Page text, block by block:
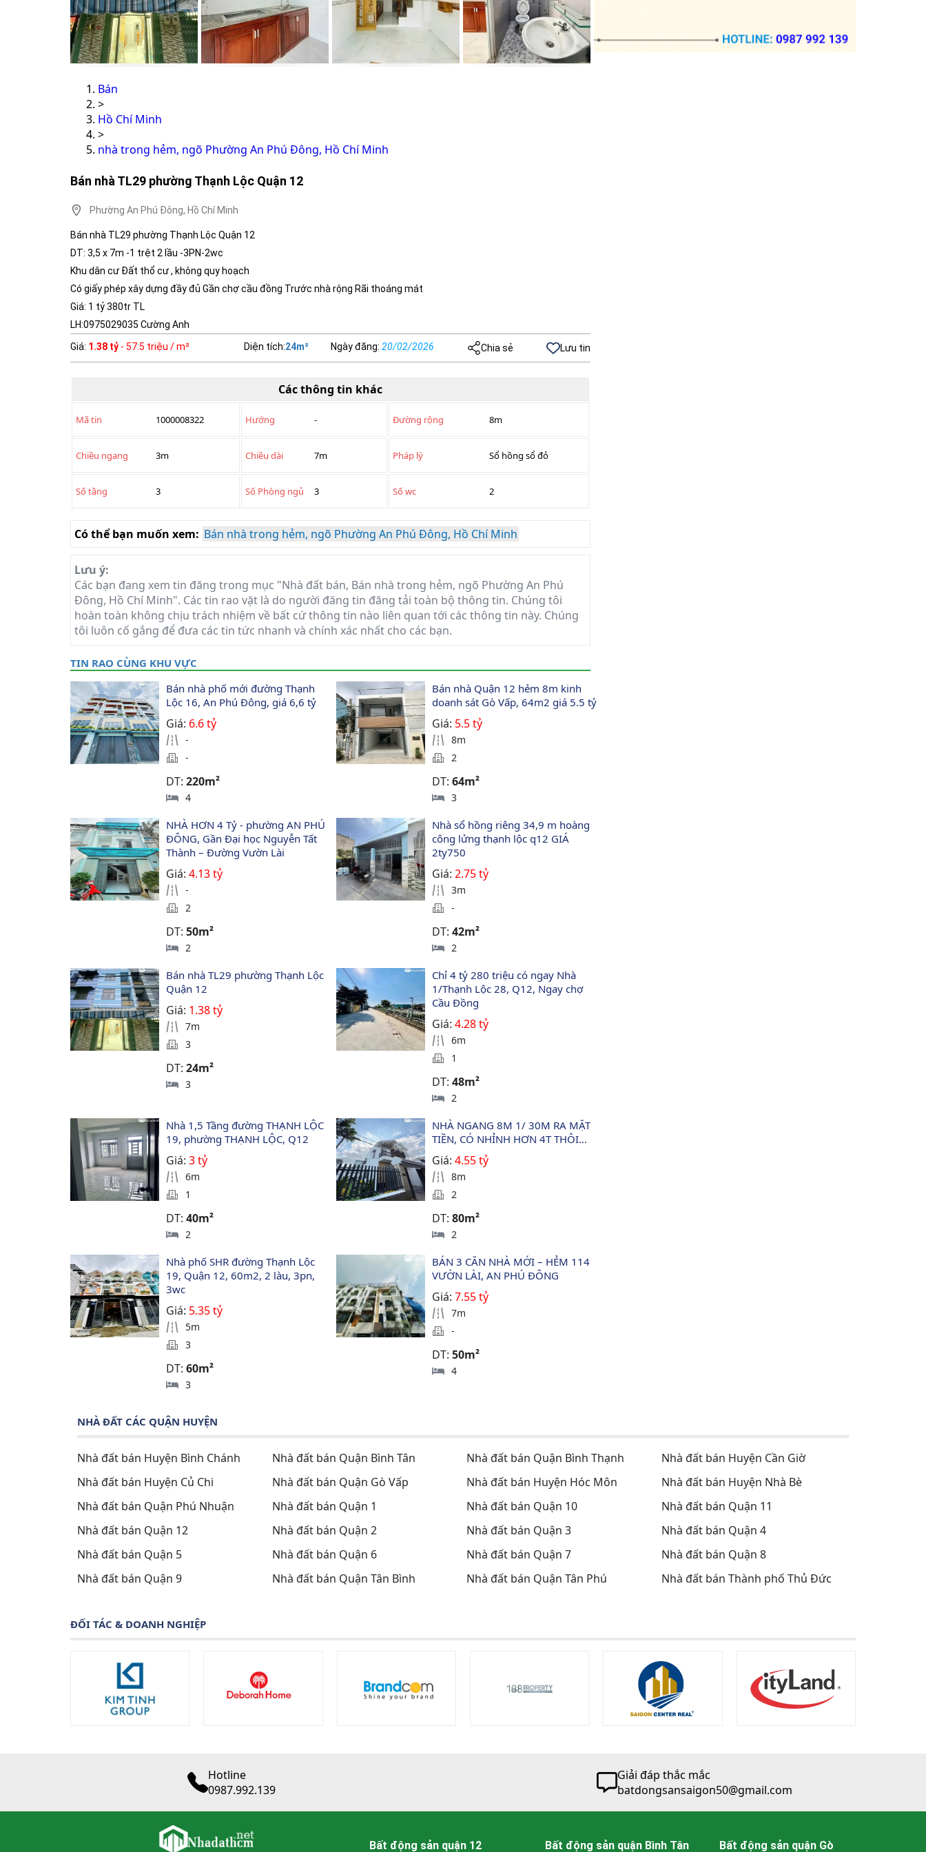
Bán
>
Hồ Chí Minh
>
nhà trong hẻm, ngõ Phường An Phú Đông, Hồ Chí Minh
Bán nhà TL29 phường Thạnh Lộc Quận 12
Phường An Phú Đông, Hồ Chí Minh
Bán nhà TL29 phường Thạnh Lộc Quận 12
DT: 3,5 x 7m -1 trệt 2 lầu -3PN-2wc
Khu dân cư Đất thổ cư , không quy hoạch
Có giấy phép xây dựng đầy đủ Gần chợ cầu đồng Trước nhà rộng Rãi thoáng mát
Giá: 1 tỷ 380tr TL
LH:0975029035 Cường Anh
Giá: 1.38 tỷ - 57.5 triệu / m² Diện tích:24m² Ngày đăng: 20/02/2026 Chia sẻ Lưu tin
Các thông tin khác
Mã tin 1000008322 Hướng - Đường rộng 8m
Chiều ngang 3m Chiều dài 7m Pháp lý Sổ hồng sổ đỏ
Số tầng 3 Số Phòng ngủ 3 Số wc 2
Có thể bạn muốn xem: Bán nhà trong hẻm, ngõ Phường An Phú Đông, Hồ Chí Minh
Lưu ý:
Các bạn đang xem tin đăng trong mục "Nhà đất bán, Bán nhà trong hẻm, ngõ Phường An Phú
Đông, Hồ Chí Minh". Các tin rao vặt là do người đăng tin đăng tải toàn bộ thông tin. Chúng tôi
hoàn toàn không chịu trách nhiệm về bất cứ thông tin nào liên quan tới các thông tin này. Chúng
tôi luôn cố gắng để đưa các tin tức nhanh và chính xác nhất cho các bạn.
TIN RAO CÙNG KHU VỰC
Bán nhà phố mới đường Thạnh
Lộc 16, An Phú Đông, giá 6,6 tỷ
Giá: 6.6 tỷ
-
-
DT:220m²
4
Bán nhà Quận 12 hẻm 8m kinh
doanh sát Gò Vấp, 64m2 giá 5.5 tỷ
Giá: 5.5 tỷ
8m
2
DT: 64m²
3
NHÀ HƠN 4 Tỷ - phường AN PHÚ
ĐÔNG, Gần Đại học Nguyễn Tất
Thành – Đường Vườn Lài
Giá:4.13 tỷ
-
2
DT:50m²
2
Nhà sổ hồng riêng 34,9 m hoàng
công lửng thạnh lộc q12 GIÁ
2ty750
Giá: 2.75 tỷ
3m
-
DT: 42m²
2
Bán nhà TL29 phường Thạnh Lộc
Quận 12
Giá: 1.38 tỷ
7m
3
DT:24m²
3
Chỉ 4 tỷ 280 triệu có ngay Nhà
1/Thạnh Lộc 28, Q12, Ngay chợ
Cầu Đồng
Giá: 4.28 tỷ
6m
1
DT: 48m²
2
Nhà 1,5 Tầng đường THẠNH LỘC
19, phường THẠNH LỘC, Q12
Giá:3 tỷ
6m
1
DT:40m²
2
NHÀ NGANG 8M 1/ 30M RA MẶT
TIỀN, CÓ NHỈNH HƠN 4T THÔI…
Giá: 4.55 tỷ
8m
2
DT: 80m²
2
Nhà phố SHR đường Thạnh Lộc
19, Quận 12, 60m2, 2 làu, 3pn,
3wc
Giá: 5.35 tỷ
5m
3
DT:60m²
3
BÁN 3 CĂN NHÀ MỚI – HẺM 114
VƯỜN LÀI, AN PHÚ ĐÔNG
Giá: 7.55 tỷ
7m
-
DT: 50m²
4
NHÀ ĐẤT CÁC QUẬN HUYỆN
Nhà đất bán Huyện Bình Chánh Nhà đất bán Quận Bình Tân Nhà đất bán Quận Bình Thạnh
Nhà đất bán Huyện Cần Giờ
Nhà đất bán Huyện Củ Chi
Nhà đất bán Quận Gò Vấp Nhà đất bán Huyện Hóc Môn
Nhà đất bán Huyện Nhà Bè
Nhà đất bán Quận Phú Nhuận
Nhà đất bán Quận 1 Nhà đất bán Quận 10
Nhà đất bán Quận 11
Nhà đất bán Quận 12
Nhà đất bán Quận 2 Nhà đất bán Quận 3
Nhà đất bán Quận 4
Nhà đất bán Quận 5
Nhà đất bán Quận 6 Nhà đất bán Quận 7
Nhà đất bán Quận 8
Nhà đất bán Quận 9
Nhà đất bán Quận Tân Bình Nhà đất bán Quận Tân Phú Nhà đất bán Thành phố Thủ Đức
ĐỐI TÁC & DOANH NGHIỆP
Hotline
0987.992.139
Giải đáp thắc mắc
batdongsansaigon50@gmail.com
Bất động sản quận 12 Bất động sản quận Bình Tân Bất động sản quận Gò